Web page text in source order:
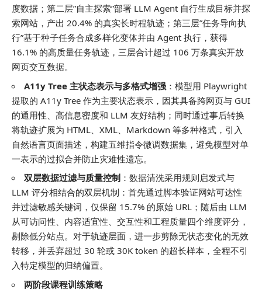
度数据；第二层”自主探索”部署 LLM Agent 自行生成目标并探
索网站，产出 20.4% 的真实长时程轨迹；第三层”任务导向执
行”基于种子任务合成多样化变体并由 Agent 执行，获得
16.1% 的高质量任务轨迹，三层合计超过 106 万条真实开放
网页交互数据。
A11y Tree 主状态表示与多格式增强 ：模型用 Playwright
提取的 A11y Tree 作为主要状态表示，因其具备跨网页与 GUI
的通用性、高信息密度和 LLM 友好结构；同时通过事后转换
将轨迹扩展为 HTML、XML、Markdown 等多种格式，引入
自然语言页面描述，构建五维指令微调数据集，避免模型对单
一表示的过拟合并防止灾难性遗忘。
双层数据过滤与质量控制 ：数据清洗采用规则启发式与
LLM 评分相结合的双层机制：首先通过脚本验证网站可达性
并过滤敏感关键词，仅保留 15.7% 的原始 URL；随后由 LLM
从可访问性、内容适宜性、交互性和工程质量四个维度评分，
剔除低分站点。对于轨迹层面，进一步剪除无状态变化的无效
转移，并丢弃超过 30 轮或 30K token 的超长样本，全程不引
入特定模型的归纳偏置。
两阶段课程训练策略